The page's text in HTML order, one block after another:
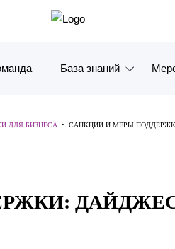
База знаний
Видео
ДЛЯ БИЗНЕСА • САНКЦИИ И МЕРЫ